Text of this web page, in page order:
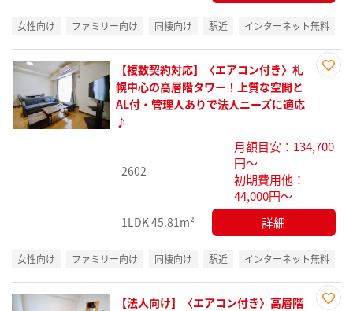
女性向け ファミリー向け 同棲向け 駅近 インターネット無料
【複数契約対応】〈エアコン付き〉札
幌中心の高層階タワー！上質な空間と
AL付・管理人ありで法人ニーズに適応
♪
2602
月額目安：134,700
円～
初期費用他：
44,000円～
1LDK45.81m² 詳細
女性向け ファミリー向け 同棲向け 駅近 インターネット無料
【法人向け】〈エアコン付き〉高層階